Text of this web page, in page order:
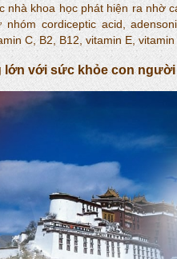
nhà khoa học phát hiện ra nhờ
nhóm cordiceptic acid,
C, B2, B12, vitamin E, vitamin
lớn với sức khỏe con người